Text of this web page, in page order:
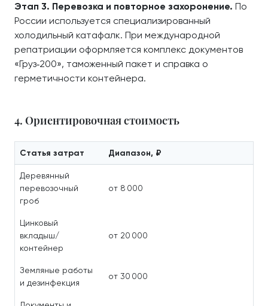
Этап 3. Перевозка и повторное захоронение. По
России используется специализированный
холодильный катафалк. При международной
репатриации оформляется комплекс документов
«Груз‑200», таможенный пакет и справка о
герметичности контейнера.
4. Ориентировочная стоимость
Статья затрат Диапазон, ₽
Деревянный
перевозочный
гроб
от 8 000
Цинковый
вкладыш/
контейнер
от 20 000
Земляные работы
и дезинфекция
от 30 000